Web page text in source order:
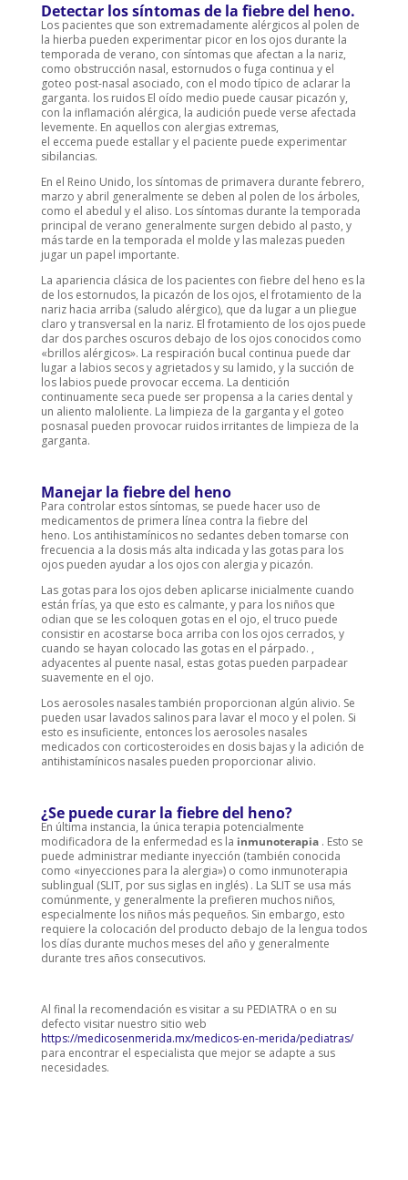
Detectar los síntomas de la fiebre del heno.
Los pacientes que son extremadamente alérgicos al polen de
la hierba pueden experimentar picor en los ojos durante la
temporada de verano, con síntomas que afectan a la nariz,
como obstrucción nasal, estornudos o fuga continua y el
goteo post-nasal asociado, con el modo típico de aclarar la
garganta. los ruidos El oído medio puede causar picazón y,
con la inflamación alérgica, la audición puede verse afectada
levemente. En aquellos con alergias extremas,
el eccema puede estallar y el paciente puede experimentar
sibilancias.
En el Reino Unido, los síntomas de primavera durante febrero,
marzo y abril generalmente se deben al polen de los árboles,
como el abedul y el aliso. Los síntomas durante la temporada
principal de verano generalmente surgen debido al pasto, y
más tarde en la temporada el molde y las malezas pueden
jugar un papel importante.
La apariencia clásica de los pacientes con fiebre del heno es la
de los estornudos, la picazón de los ojos, el frotamiento de la
nariz hacia arriba (saludo alérgico), que da lugar a un pliegue
claro y transversal en la nariz. El frotamiento de los ojos puede
dar dos parches oscuros debajo de los ojos conocidos como
«brillos alérgicos». La respiración bucal continua puede dar
lugar a labios secos y agrietados y su lamido, y la succión de
los labios puede provocar eccema. La dentición
continuamente seca puede ser propensa a la caries dental y
un aliento maloliente. La limpieza de la garganta y el goteo
posnasal pueden provocar ruidos irritantes de limpieza de la
garganta.
Manejar la fiebre del heno
Para controlar estos síntomas, se puede hacer uso de
medicamentos de primera línea contra la fiebre del
heno. Los antihistamínicosno sedantes deben tomarse con
frecuencia a la dosis más alta indicada y las gotas para los
ojos pueden ayudar a los ojos con alergia y picazón.
Las gotas para los ojos deben aplicarse inicialmente cuando
están frías, ya que esto es calmante, y para los niños que
odian que se les coloquen gotas en el ojo, el truco puede
consistir en acostarse boca arriba con los ojos cerrados, y
cuando se hayan colocado las gotas en el párpado. ,
adyacentes al puente nasal, estas gotas pueden parpadear
suavemente en el ojo.
Los aerosoles nasales también proporcionan algún alivio. Se
pueden usar lavados salinos para lavar el moco y el polen. Si
esto es insuficiente, entonces los aerosoles nasales
medicados con corticosteroides en dosis bajas y la adición de
antihistamínicos nasales pueden proporcionar alivio.
¿Se puede curar la fiebre del heno?
En última instancia, la única terapia potencialmente
modificadora de la enfermedad es la inmunoterapia. Esto se
puede administrar mediante inyección (también conocida
como «inyecciones para la alergia») o como inmunoterapia
sublingual (SLIT, por sus siglas en inglés). La SLIT se usa más
comúnmente, y generalmente la prefieren muchos niños,
especialmente los niños más pequeños. Sin embargo, esto
requiere la colocación del producto debajo de la lengua todos
los días durante muchos meses del año y generalmente
durante tres años consecutivos.
Al final la recomendación es visitar a su PEDIATRA o en su
defecto visitar nuestro sitio web
https://medicosenmerida.mx/medicos-en-merida/pediatras/
para encontrar el especialista que mejor se adapte a sus
necesidades.